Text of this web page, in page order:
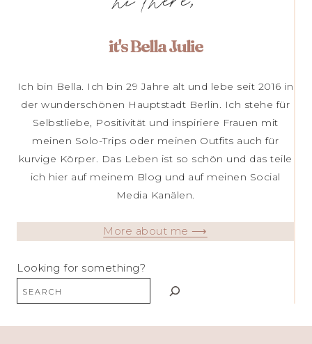
it's Bella Julie
Ich bin Bella. Ich bin 29 Jahre alt und lebe seit 2016 in
der wunderschönen Hauptstadt Berlin. Ich stehe für
Selbstliebe, Positivität und inspiriere Frauen mit
meinen Solo-Trips oder meinen Outfits auch für
kurvige Körper. Das Leben ist so schön und das teile
ich hier auf meinem Blog und auf meinen Social
Media Kanälen.
More about me ⟶
Looking for something?